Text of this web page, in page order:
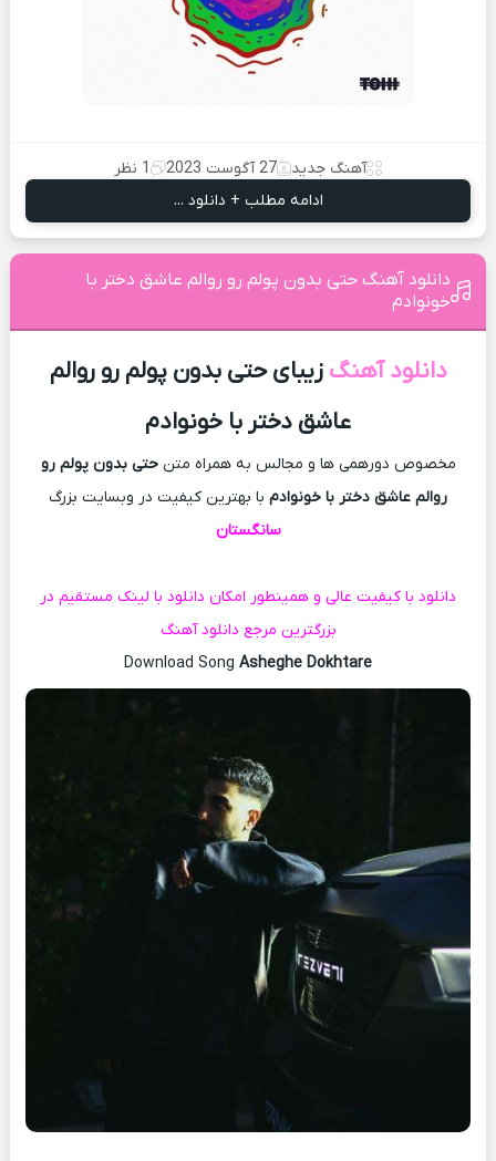
آهنگ جدید 27 آگوست 2023
1 نظر
ادامه مطلب + دانلود ...
دانلود آهنگ حتی بدون پولم رو روالم عاشق دختر با
خونوادم
دانلود آهنگ زیبای حتی بدون پولم رو روالم
عاشق دختر با خونوادم
مخصوص دورهمی ها و مجالس به همراه متنحتی بدون پولم رو
روالم عاشق دختر با خونوادم با بهترین کیفیت در وبسایت بزرگ
سانگستان
دانلود با کیفیت عالی و همینطور امکان دانلود با لینک مستقیم در
بزرگترین مرجع دانلود آهنگ
Download Song Asheghe Dokhtare